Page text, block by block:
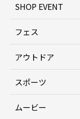
SHOP EVENT
フェス
アウトドア
スポーツ
ムービー